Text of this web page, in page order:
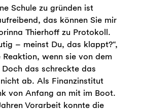
Schule zu gründen ist
das können Sie mir
Thierhoff zu Protokoll.
– meinst Du, das klappt?“,
wenn sie von dem
das schreckte das
ab. Als Finanzinstitut
von Anfang an mit im Boot.
Vorarbeit konnte die